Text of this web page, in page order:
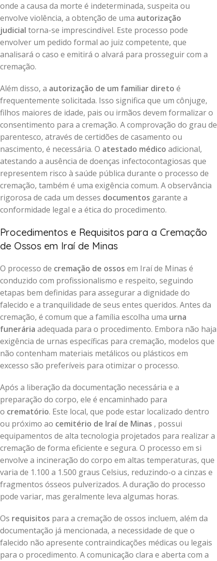
onde a causa da morte é indeterminada, suspeita ou
envolve violência, a obtenção de uma autorização
judicial torna-se imprescindível. Este processo pode
envolver um pedido formal ao juiz competente, que
analisará o caso e emitirá o alvará para prosseguir com a
cremação.
Além disso, a autorização de um familiar direto é
frequentemente solicitada. Isso significa que um cônjuge,
filhos maiores de idade, pais ou irmãos devem formalizar o
consentimento para a cremação. A comprovação do grau de
parentesco, através de certidões de casamento ou
nascimento, é necessária. O atestado médico adicional,
atestando a ausência de doenças infectocontagiosas que
representem risco à saúde pública durante o processo de
cremação, também é uma exigência comum. A observância
rigorosa de cada um desses documentos garante a
conformidade legal e a ética do procedimento.
Procedimentos e Requisitos para a Cremação
de Ossos em Iraí de Minas
O processo de cremação de ossos em Iraí de Minas é
conduzido com profissionalismo e respeito, seguindo
etapas bem definidas para assegurar a dignidade do
falecido e a tranquilidade de seus entes queridos. Antes da
cremação, é comum que a família escolha uma urna
funerária adequada para o procedimento. Embora não haja
exigência de urnas específicas para cremação, modelos que
não contenham materiais metálicos ou plásticos em
excesso são preferíveis para otimizar o processo.
Após a liberação da documentação necessária e a
preparação do corpo, ele é encaminhado para
o crematório. Este local, que pode estar localizado dentro
ou próximo ao cemitério de Iraí de Minas , possui
equipamentos de alta tecnologia projetados para realizar a
cremação de forma eficiente e segura. O processo em si
envolve a incineração do corpo em altas temperaturas, que
varia de 1.100 a 1.500 graus Celsius, reduzindo-o a cinzas e
fragmentos ósseos pulverizados. A duração do processo
pode variar, mas geralmente leva algumas horas.
Os requisitos para a cremação de ossos incluem, além da
documentação já mencionada, a necessidade de que o
falecido não apresente contraindicações médicas ou legais
para o procedimento. A comunicação clara e aberta com a